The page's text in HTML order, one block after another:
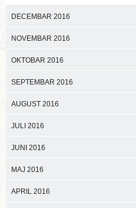
DECEMBAR 2016
NOVEMBAR 2016
OKTOBAR 2016
SEPTEMBAR 2016
AUGUST 2016
JULI 2016
JUNI 2016
MAJ 2016
APRIL 2016